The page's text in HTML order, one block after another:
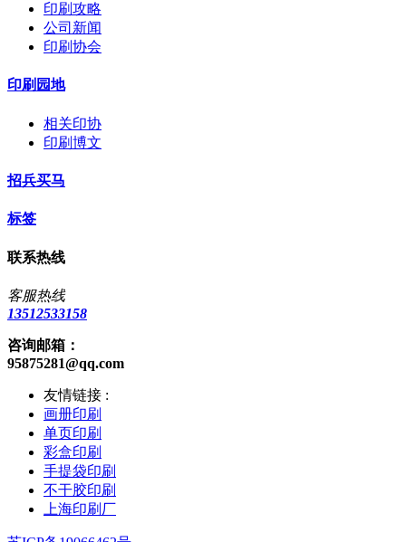
印刷攻略
公司新闻
印刷协会
印刷园地
相关印协
印刷博文
招兵买马
标签
联系热线
客服热线
13512533158
咨询邮箱：
95875281@qq.com
友情链接 :
画册印刷
单页印刷
彩盒印刷
手提袋印刷
不干胶印刷
上海印刷厂